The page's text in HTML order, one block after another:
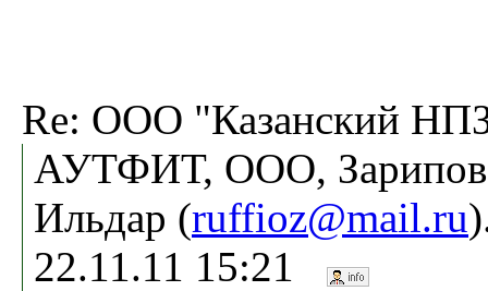
Re: ООО "Казанский
АУТФИТ, ООО, Зарипов
Ильдар (ruffioz@mail.ru
22.11.11 15:21